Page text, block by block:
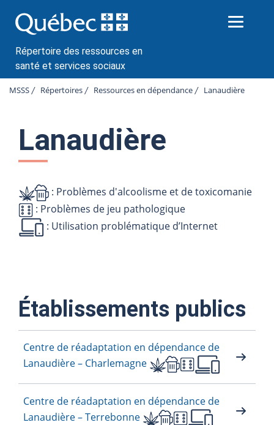
a
s
s
a
o
u
Répertoire des ressources en
santé et services sociaux
MSSS Répertoires Ressources en dépendance Lanaudière
Lanaudière
: Problèmes d'alcoolisme et de toxicomanie
: Problèmes de jeu pathologique
: Utilisation problématique d’Internet
Établissements publics
Centre de réadaptation en dépendance de
Lanaudière – Charlemagne
Centre de réadaptation en dépendance de
Lanaudière – Terrebonne